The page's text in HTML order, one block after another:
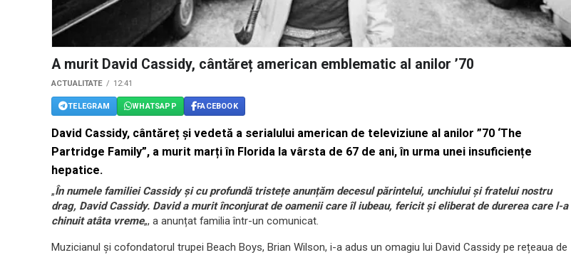
A murit David Cassidy, cântăreț american emblematic al anilor ’70
ACTUALITATE 12:41
TELEGRAM WHATSAPP FACEBOOK
David Cassidy, cântăreț și vedetă a serialului american de televiziune al anilor ”70 ‘The
Partridge Family”, a murit marți în Florida la vârsta de 67 de ani, în urma unei insuficiențe
hepatice.
„În numele familiei Cassidy și cu profundă tristețe anunțăm decesul părintelui, unchiului și fratelui nostru
drag, David Cassidy. David a murit înconjurat de oamenii care îl iubeau, fericit și eliberat de durerea care l-a
chinuit atâta vreme„, a anunțat familia într-un comunicat.
Muzicianul și cofondatorul trupei Beach Boys, Brian Wilson, i-a adus un omagiu lui David Cassidy pe rețeaua de